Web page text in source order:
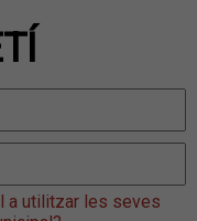
a utilitzar les seves